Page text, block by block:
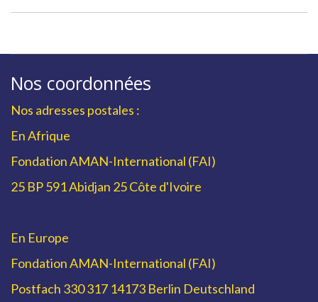
Nos coordonnées
Nos adresses postales :
En Afrique
Fondation AMAN-International (FAI)
25 BP 591 Abidjan 25 Côte d'Ivoire
En Europe
Fondation AMAN-International (FAI)
Postfach 330 317 14173 Berlin Deutschland